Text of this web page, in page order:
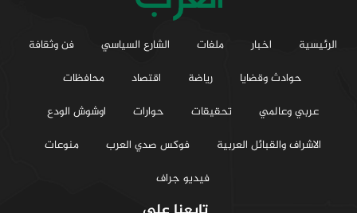
الرئيسية اخبار ملفات الشارع السياسي
فن وثقافة
حوادث وقضايا
رياضة اقتصاد
محافظات
عربي وعالمي
تحقيقات حوارات
اوشوش الودع
الاشراف والقبائل العربية
فوكس صدي العرب
منوعات
فيديو جراف